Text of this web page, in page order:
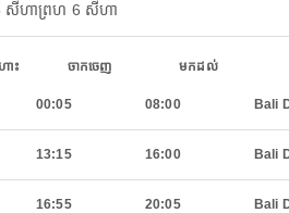
សីហាព្រហ 6 សីហា
ោះ ចាកចេញ មកដល់
00:05 08:00 Bali
13:15 16:00 Bali
16:55 20:05 Bali